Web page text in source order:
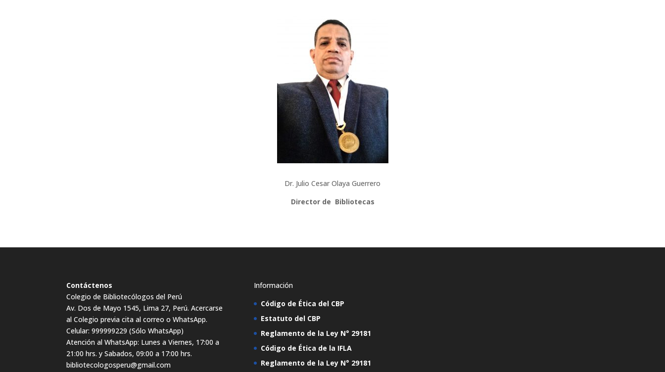
Dr. Julio Cesar Olaya Guerrero
Director de Bibliotecas
Contáctenos
Colegio de Bibliotecólogos del Perú
Av. Dos de Mayo 1545, Lima 27, Perú. Acercarse
al Colegio previa cita al correo o WhatsApp.
Celular: 999999229 (Sólo WhatsApp)
Atención al WhatsApp: Lunes a Viernes, 17:00 a
21:00 hrs. y Sabados, 09:00 a 17:00 hrs.
bibliotecologosperu@gmail.com
Información
Código de Ética del CBP
Estatuto del CBP
Reglamento de la Ley N° 29181
Código de Ética de la IFLA
Reglamento de la Ley N° 29181